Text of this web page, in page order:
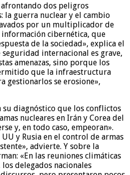
dos peligros
la guerra nuclear y el cambio
por un multiplicador de
información cibernética, que
de la sociedad», explica el
internacional es grave,
amenazas, sino porque los
que la infraestructura
gestionarlos se erosione»,
su diagnóstico que los conflictos
nucleares en Irán y Corea del
y, en todo caso, empeoran».
y Rusia en el control de armas
advierte. Y sobre la
«En las reuniones climáticas
delegados nacionales